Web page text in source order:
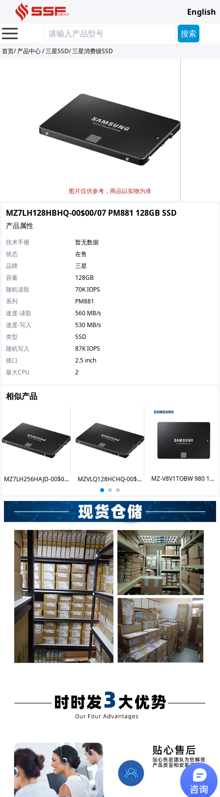
English
首页/产品中心/三星SSD/三星消费级SSD
图片仅供参考，商品以实物为准
MZ7LH128HBHQ-00$00/07 PM881 128GB SSD
产品属性
技术手册
暂无数据
状态
在售
品牌
三星
容量
128GB
随机读取
70K IOPS
系列
PM881
速度-读取
560 MB/s
速度-写入
530 MB/s
类型
SSD
随机写入
87K IOPS
接口
2.5 inch
最大CPU
2
相似产品
MZ7LH256HAJD-00$00/07 PM881 256GB SSD MZVLQ128HCHQ-00$00/07 PM991a 128GB SSD MZ-V8V1TOBW 980 1TB